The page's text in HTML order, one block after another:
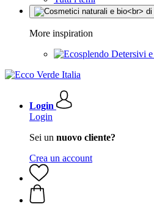
More inspiration
Detersivi
Login
Login
Sei un nuovo cliente?
Crea un account